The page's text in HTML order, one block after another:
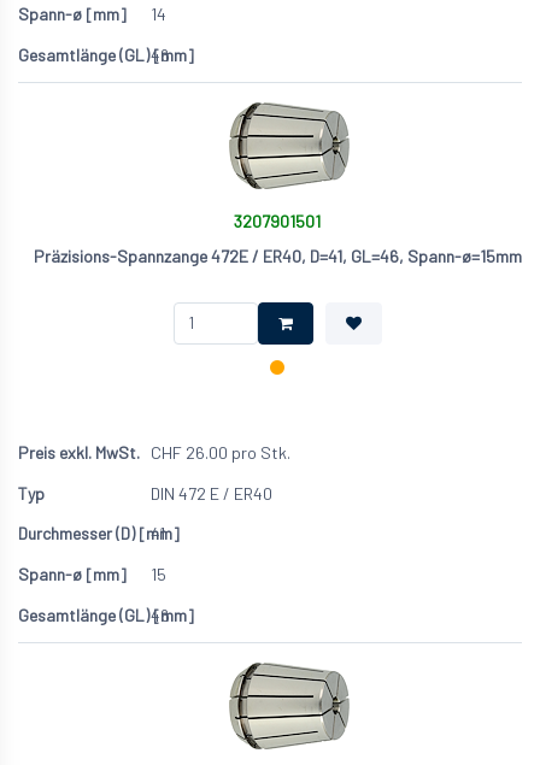
14
46
3207901501
Präzisions-Spannzange 472E / ER40, D=41, GL=46, Spann-ø=15mm
CHF 26.00 pro Stk.
DIN 472 E / ER40
41
15
46